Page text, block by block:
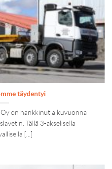
täydentyi
on hankkinut alkuvuonna
Tällä 3-akselisella
[...]